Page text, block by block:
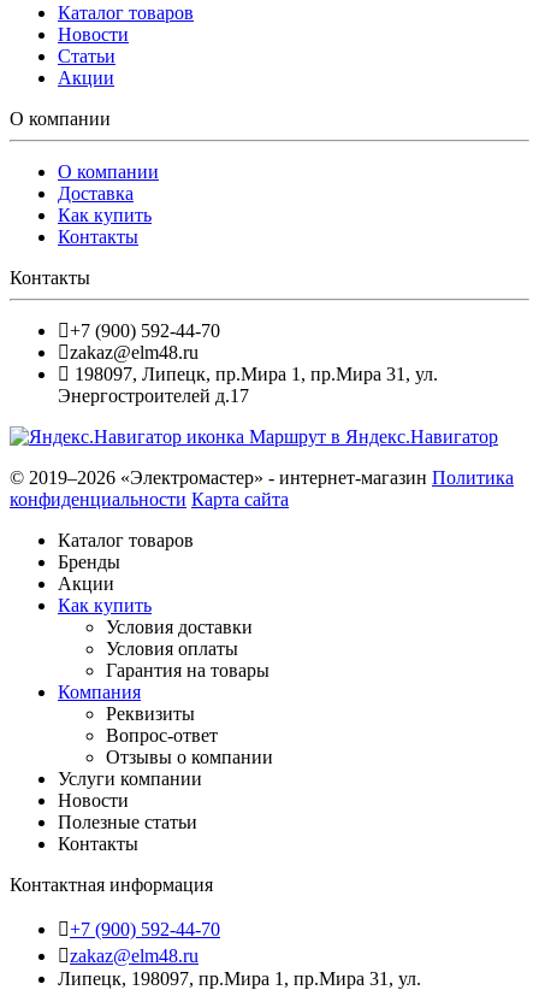
Каталог товаров
Новости
Статьи
Акции
О компании
О компании
Доставка
Как купить
Контакты
Контакты
+7 (900) 592-44-70
zakaz@elm48.ru
198097, Липецк, пр.Мира 1, пр.Мира 31, ул.
Энергостроителей д.17
Маршрут в Яндекс.Навигатор
© 2019–2026 «Электромастер» - интернет-магазин Политика
конфиденциальности Карта сайта
Каталог товаров
Бренды
Акции
Как купить
Условия доставки
Условия оплаты
Гарантия на товары
Компания
Реквизиты
Вопрос-ответ
Отзывы о компании
Услуги компании
Новости
Полезные статьи
Контакты
Контактная информация
+7 (900) 592-44-70
zakaz@elm48.ru
Липецк, 198097, пр.Мира 1, пр.Мира 31, ул.